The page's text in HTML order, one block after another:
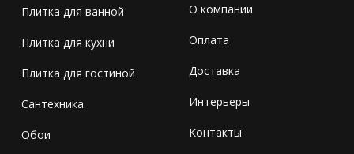
Плитка для ванной
Плитка для кухни
Плитка для гостиной
Сантехника
Обои
О компании
Оплата
Доставка
Интерьеры
Контакты